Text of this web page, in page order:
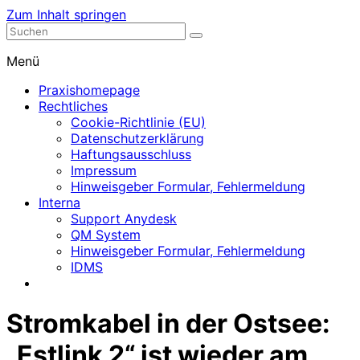
Zum Inhalt springen
Nephrologische Praxis mit Dialyse
Menü
Praxishomepage
Rechtliches
Cookie-Richtlinie (EU)
Datenschutzerklärung
Haftungsausschluss
Impressum
Hinweisgeber Formular, Fehlermeldung
Interna
Support Anydesk
QM System
Hinweisgeber Formular, Fehlermeldung
IDMS
Stromkabel in der Ostsee: